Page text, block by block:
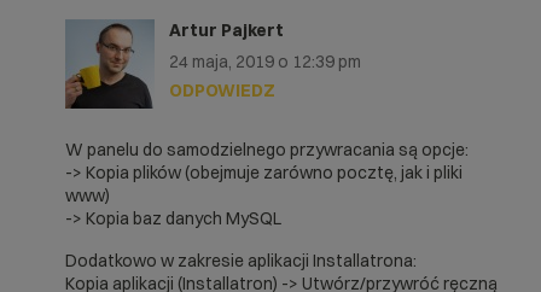
Artur Pajkert
24 maja, 2019 o 12:39 pm
W panelu do samodzielnego przywracania są opcje:
-> Kopia plików (obejmuje zarówno pocztę, jak i pliki
www)
-> Kopia baz danych MySQL
Dodatkowo w zakresie aplikacji Installatrona:
Kopia aplikacji (Installatron) -> Utwórz/przywróć ręczną
ODPOWIEDZ